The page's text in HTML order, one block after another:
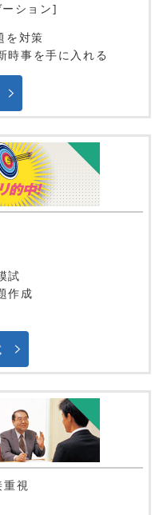
ション]
を対策
時事を手に入れる
試
作成
重視